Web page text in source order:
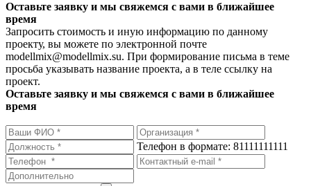
Оставьте заявку и мы свяжемся с вами в ближайшее
время
Запросить стоимость и иную информацию по данному
проекту, вы можете по электронной почте
modellmix@modellmix.su. При формирование письма в теме
просьба указывать название проекта, а в теле ссылку на
проект.
Оставьте заявку и мы свяжемся с вами в ближайшее
время
Телефон в формате: 81111111111